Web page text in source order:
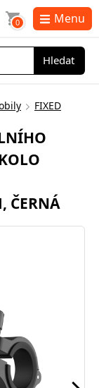
Hledat
0 Menu
FIXED
ČERNÁ